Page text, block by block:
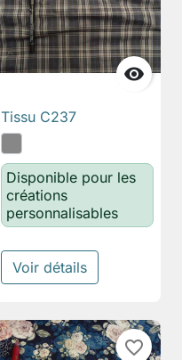

Tissu C237
Disponible pour les
créations
personnalisables
Voir détails
favorite_border